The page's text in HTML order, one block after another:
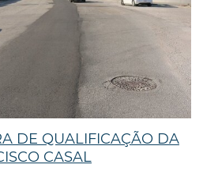
DE QUALIFICAÇÃO DA
CASAL